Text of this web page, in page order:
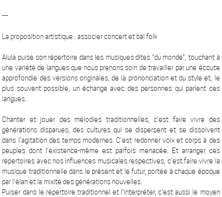
---
La proposition artistique : associer concert et bal folk
Alula puise son répertoire dans les musiques dites "du monde", touchant à
une variété de langues que nous prenons soin de travailler par une écoute
approfondie des versions originales, de la prononciation et du style et, le
plus souvent possible, un échange avec des personnes qui parlent ces
langues.
Chanter et jouer des mélodies traditionnelles, c'est faire vivre des
générations disparues, des cultures qui se dispersent et se dissolvent
dans l'agitation des temps modernes. C’est redonner voix et corps à des
peuples dont l'existence-même est parfois menacée. Et arranger ces
répertoires avec nos influences musicales respectives, c’est faire vivre la
musique traditionnelle dans le présent et le futur, portée à chaque époque
par l'élan et la mixité des générations nouvelles.
Puiser dans le répertoire traditionnel et l'interpréter, c'est aussi le moyen